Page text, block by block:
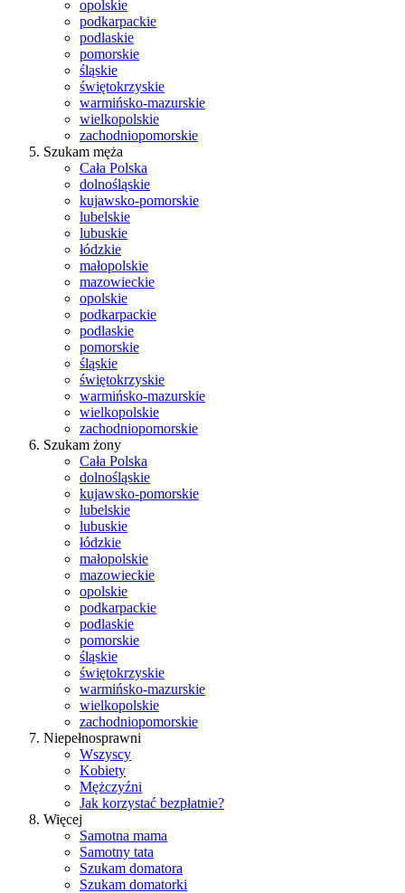
opolskie
podkarpackie
podlaskie
pomorskie
śląskie
świętokrzyskie
warmińsko-mazurskie
wielkopolskie
zachodniopomorskie
Szukam męża
Cała Polska
dolnośląskie
kujawsko-pomorskie
lubelskie
lubuskie
łódzkie
małopolskie
mazowieckie
opolskie
podkarpackie
podlaskie
pomorskie
śląskie
świętokrzyskie
warmińsko-mazurskie
wielkopolskie
zachodniopomorskie
Szukam żony
Cała Polska
dolnośląskie
kujawsko-pomorskie
lubelskie
lubuskie
łódzkie
małopolskie
mazowieckie
opolskie
podkarpackie
podlaskie
pomorskie
śląskie
świętokrzyskie
warmińsko-mazurskie
wielkopolskie
zachodniopomorskie
Niepełnosprawni
Wszyscy
Kobiety
Mężczyźni
Jak korzystać bezpłatnie?
Więcej
Samotna mama
Samotny tata
Szukam domatora
Szukam domatorki